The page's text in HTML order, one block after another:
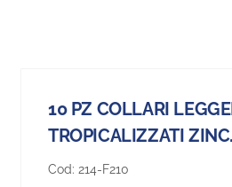
10 PZ COLLARI
TROPICALIZZATI
Cod: 214-F210